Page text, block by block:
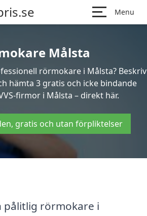
Menu
Målsta
rörmokare i Målsta? Beskriv
hämta 3 gratis och icke bindande
firmor i Målsta – direkt här.
gratis och utan förpliktelser
pålitlig rörmokare i